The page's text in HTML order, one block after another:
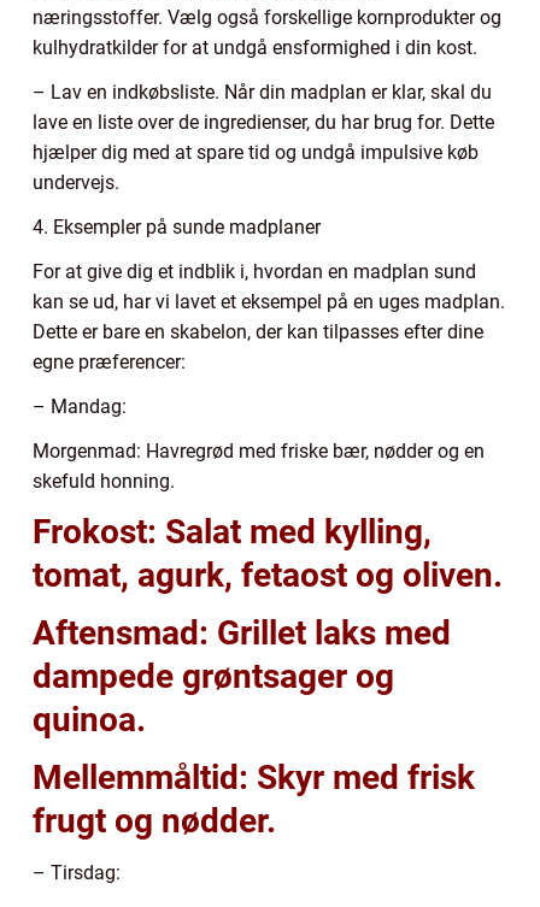
næringsstoffer. Vælg også forskellige kornprodukter og
kulhydratkilder for at undgå ensformighed i din kost.
– Lav en indkøbsliste. Når din madplan er klar, skal du
lave en liste over de ingredienser, du har brug for. Dette
hjælper dig med at spare tid og undgå impulsive køb
undervejs.
4. Eksempler på sunde madplaner
For at give dig et indblik i, hvordan en madplan sund
kan se ud, har vi lavet et eksempel på en uges madplan.
Dette er bare en skabelon, der kan tilpasses efter dine
egne præferencer:
– Mandag:
Morgenmad: Havregrød med friske bær, nødder og en
skefuld honning.
Frokost: Salat med kylling,
tomat, agurk, fetaost og oliven.
Aftensmad: Grillet laks med
dampede grøntsager og
quinoa.
Mellemmåltid: Skyr med frisk
frugt og nødder.
– Tirsdag: